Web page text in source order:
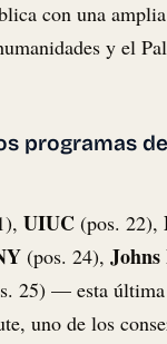
con una
y el
programas
UIUC (pos. 22),
(pos. 24),
25) — esta última
uno de los